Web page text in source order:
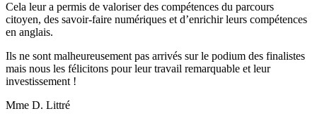
Cela leur a permis de valoriser des compétences du parcours
citoyen, des savoir-faire numériques et d’enrichir leurs compétences
en anglais.
Ils ne sont malheureusement pas arrivés sur le podium des finalistes
mais nous les félicitons pour leur travail remarquable et leur
investissement !
Mme D. Littré